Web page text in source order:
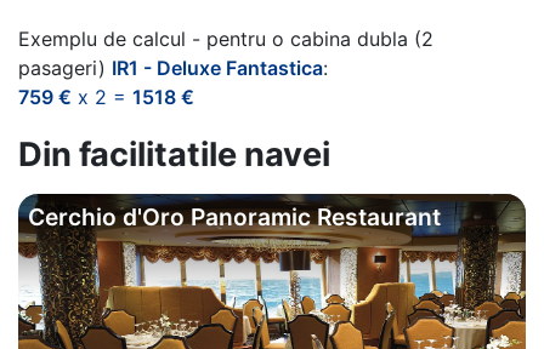
Exemplu de calcul - pentru o cabina dubla (2
pasageri) IR1 - Deluxe Fantastica:
759 € x 2 = 1518 €
Din facilitatile navei
Cerchio d'Oro Panoramic Restaurant